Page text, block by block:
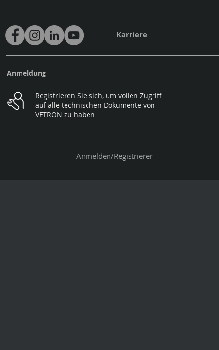
Karriere
Anmeldung
Registrieren Sie sich, um vollen Zugriff
auf alle technischen Dokumente von
VETRON zu haben
Anmelden/Registrieren